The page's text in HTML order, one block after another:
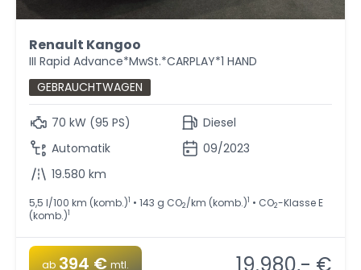
Renault Kangoo
III Rapid Advance*MwSt.*CARPLAY*1 HAND
GEBRAUCHTWAGEN
70 kW (95 PS)
Automatik
19.580 km
Diesel
09/2023
5,5 l/100 km (komb.)1 • 143 g CO2/km (komb.)1 • CO2-Klasse E
(komb.)1
ab 394 € mtl.
19.980,- €